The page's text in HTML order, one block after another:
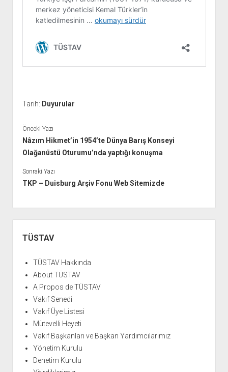
Tarih: Duyurular
Önceki Yazı
Nâzım Hikmet’in 1954’te Dünya Barış Konseyi
Olağanüstü Oturumu’nda yaptığı konuşma
Sonraki Yazı
TKP – Duisburg Arşiv Fonu Web Sitemizde
Menü
TÜSTAV
TÜSTAV Hakkında
About TÜSTAV
A Propos de TÜSTAV
Vakıf Senedi
Vakıf Üye Listesi
Mütevelli Heyeti
Vakıf Başkanları ve Başkan Yardımcılarımız
Yönetim Kurulu
Denetim Kurulu